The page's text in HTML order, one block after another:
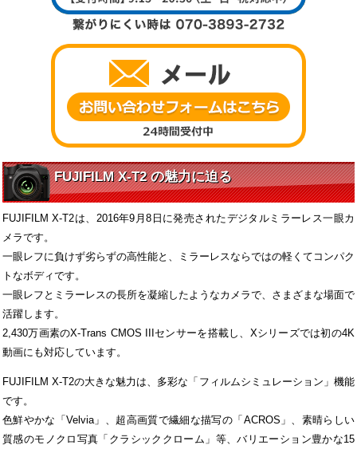
FUJIFILM X-T2 の魅力に迫る
FUJIFILM X-T2は、2016年9月8日に発売されたデジタルミラーレス一眼カ
メラです。
一眼レフに負けず劣らずの高性能と、ミラーレスならではの軽くてコンパク
トなボディです。
一眼レフとミラーレスの長所を凝縮したようなカメラで、さまざまな場面で
活躍します。
2,430万画素のX-Trans CMOS IIIセンサーを搭載し、Xシリーズでは初の4K
動画にも対応しています。
FUJIFILM X-T2の大きな魅力は、多彩な「フィルムシミュレーション」機能
です。
色鮮やかな「Velvia」、超高画質で繊細な描写の「ACROS」、素晴らしい
質感のモノクロ写真「クラシッククローム」等、バリエーション豊かな15